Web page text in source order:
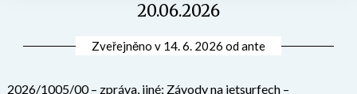
20.06.2026
Zveřejněno v 14. 6. 2026 odante
2026/1005/00 – zpráva, jiné; Závody na jetsurfech –